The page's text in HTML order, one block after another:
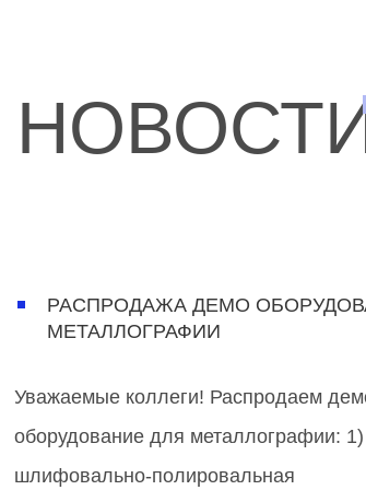
РАСПРОДАЖА ДЕМО
МЕТАЛЛОГРАФИИ
Уважаемые коллеги! Распродаем
оборудование для металлографии:
шлифовально-полировальная